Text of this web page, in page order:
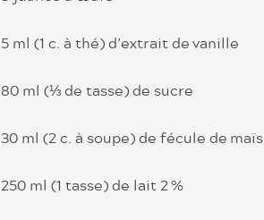
5 ml (1 c. à thé) d’extrait de vanille
80 ml (⅓ de tasse) de sucre
30 ml (2 c. à soupe) de fécule de maïs
250 ml (1 tasse) de lait 2 %